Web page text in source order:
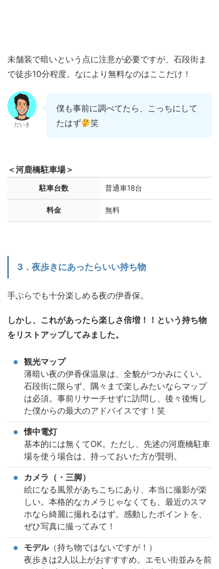
未舗装で暗いという点に注意が必要ですが、石段街ま
で徒歩10分程度。なにより無料なのはここだけ！
だいき
僕も事前に調べてたら、こっちにして
たはず
笑
＜河鹿橋駐車場＞
駐車台数 普通車18台
料金 無料
3．夜歩きにあったらいい持ち物
手ぶらでも十分楽しめる夜の伊香保。
しかし、これがあったら楽しさ倍増！！という持ち物
をリストアップしてみました。
観光マップ
薄暗い夜の伊香保温泉は、全貌がつかみにくい。
石段街に限らず、隅々まで楽しみたいならマップ
は必須。事前リサーチせずに訪問し、後々後悔し
た僕からの最大のアドバイスです！笑
懐中電灯
基本的には無くてOK。ただし、先述の河鹿橋駐車
場を使う場合は、持っておいた方が賢明。
カメラ（・三脚）
絵になる風景があちこちにあり、本当に撮影が楽
しい。本格的なカメラじゃなくても、最近のスマ
ホなら綺麗に撮れるはず。感動したポイントを、
ぜひ写真に撮ってみて！
モデル（持ち物ではないですが！）
夜歩きは2人以上がおすすすめ。エモい街並みを前